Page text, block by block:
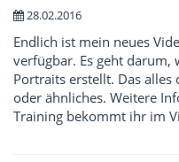
28.02.2016
Endlich ist mein neues
verfügbar. Es geht darum,
Portraits erstellt. Das
oder ähnliches. Weitere
Training bekommt ihr im